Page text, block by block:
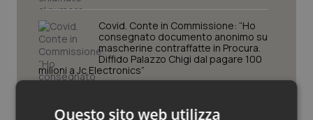
Toscana
Umbria
Valle D’Aosta
Obesità
Oftalmologia
Oncodermatologia
Covid. Conte in Commissione: “Ho
consegnato documento anonimo su
mascherine contraffatte in Procura.
Diffido Palazzo Chigi dal pagare 100
milioni a Jc Electronics”
via libera al nuovo Policlinico Umberto
Questo sito web utilizza